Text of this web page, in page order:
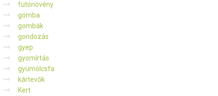
futónövény
gomba
gombák
gondozás
gyep
gyomírtás
gyümölcsfa
kártevők
Kert